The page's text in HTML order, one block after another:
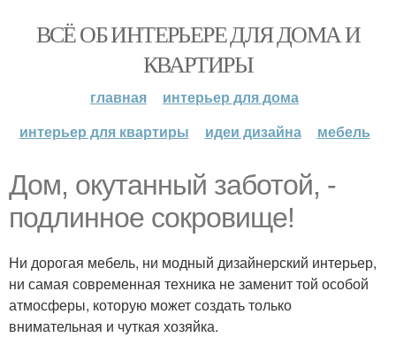
ВСЁ ОБ ИНТЕРЬЕРЕ ДЛЯ ДОМА И
КВАРТИРЫ
главная
интерьер для дома
интерьер для квартиры
идеи дизайна мебель
Дом, окутанный заботой, -
подлинное сокровище!
Ни дорогая мебель, ни модный дизайнерский интерьер,
ни самая современная техника не заменит той особой
атмосферы, которую может создать только
внимательная и чуткая хозяйка.